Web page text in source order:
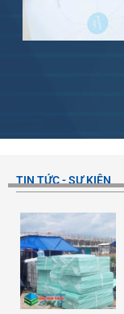
TIN TỨC - SỰ KIỆN